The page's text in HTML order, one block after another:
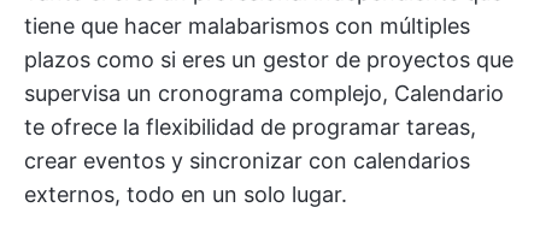
tiene que hacer malabarismos con múltiples
plazos como si eres un gestor de proyectos que
supervisa un cronograma complejo, Calendario
te ofrece la flexibilidad de programar tareas,
crear eventos y sincronizar con calendarios
externos, todo en un solo lugar.